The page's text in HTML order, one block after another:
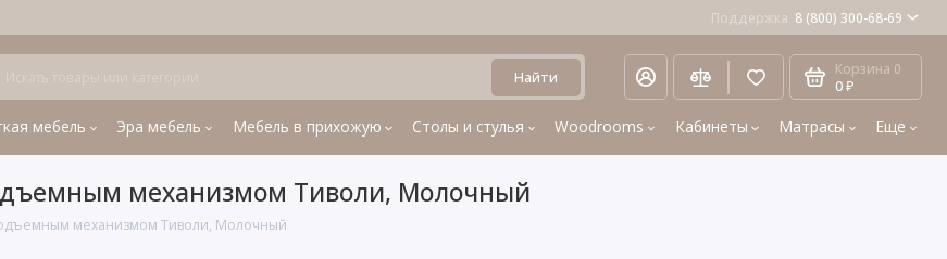
Поддержка 8 (800) 300-68-69
Найти Корзина 0
0 ₽
мебель Эра мебель Мебель в прихожую Столы и стулья Woodrooms Кабинеты Матрасы Еще
механизмом Тиволи, Молочный
механизмом Тиволи, Молочный